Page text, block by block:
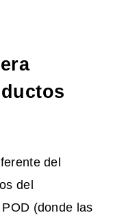
del
del
(donde las